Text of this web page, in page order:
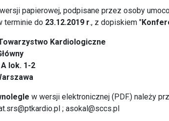
papierowej, podpisane przez osoby
terminie do 23.12.2019 r., z dopiskiem "
Kardiologiczne
lok. 1-2
w wersji elektronicznej (PDF.) należy
; asokal@sccs.pl